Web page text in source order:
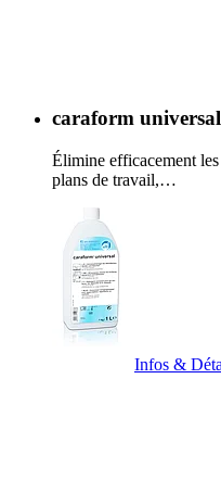
caraform universal
Élimine efficacement
plans de travail,…
Infos &